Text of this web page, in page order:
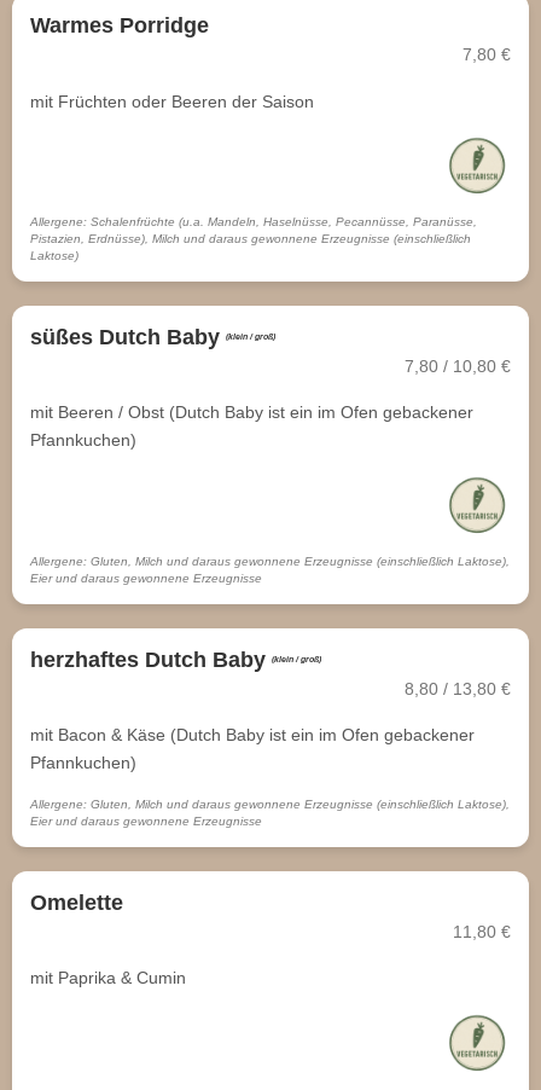
Warmes Porridge
7,80 €
mit Früchten oder Beeren der Saison
Allergene: Schalenfrüchte (u.a. Mandeln, Haselnüsse, Pecannüsse, Paranüsse,
Pistazien, Erdnüsse), Milch und daraus gewonnene Erzeugnisse (einschließlich
Laktose)
süßes Dutch Baby (klein / groß)
7,80 / 10,80 €
mit Beeren / Obst (Dutch Baby ist ein im Ofen gebackener
Pfannkuchen)
Allergene: Gluten, Milch und daraus gewonnene Erzeugnisse (einschließlich Laktose),
Eier und daraus gewonnene Erzeugnisse
herzhaftes Dutch Baby (klein / groß)
8,80 / 13,80 €
mit Bacon & Käse (Dutch Baby ist ein im Ofen gebackener
Pfannkuchen)
Allergene: Gluten, Milch und daraus gewonnene Erzeugnisse (einschließlich Laktose),
Eier und daraus gewonnene Erzeugnisse
Omelette
11,80 €
mit Paprika & Cumin